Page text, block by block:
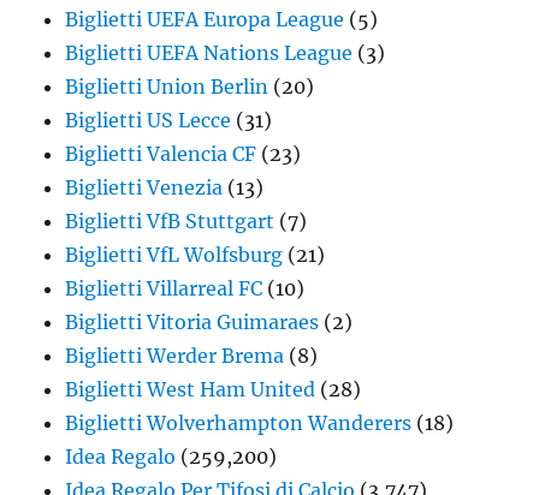
Biglietti UEFA Europa League (5)
Biglietti UEFA Nations League (3)
Biglietti Union Berlin (20)
Biglietti US Lecce (31)
Biglietti Valencia CF (23)
Biglietti Venezia (13)
Biglietti VfB Stuttgart (7)
Biglietti VfL Wolfsburg (21)
Biglietti Villarreal FC (10)
Biglietti Vitoria Guimaraes (2)
Biglietti Werder Brema (8)
Biglietti West Ham United (28)
Biglietti Wolverhampton Wanderers (18)
Idea Regalo (259,200)
Idea Regalo Per Tifosi di Calcio (3,747)